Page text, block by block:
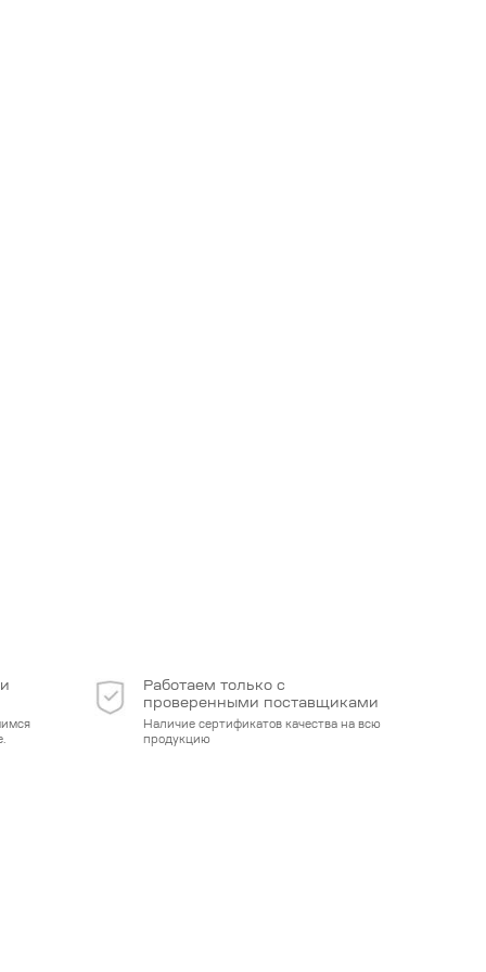
Работаем только с
проверенными поставщиками
Наличие сертификатов качества на всю
продукцию